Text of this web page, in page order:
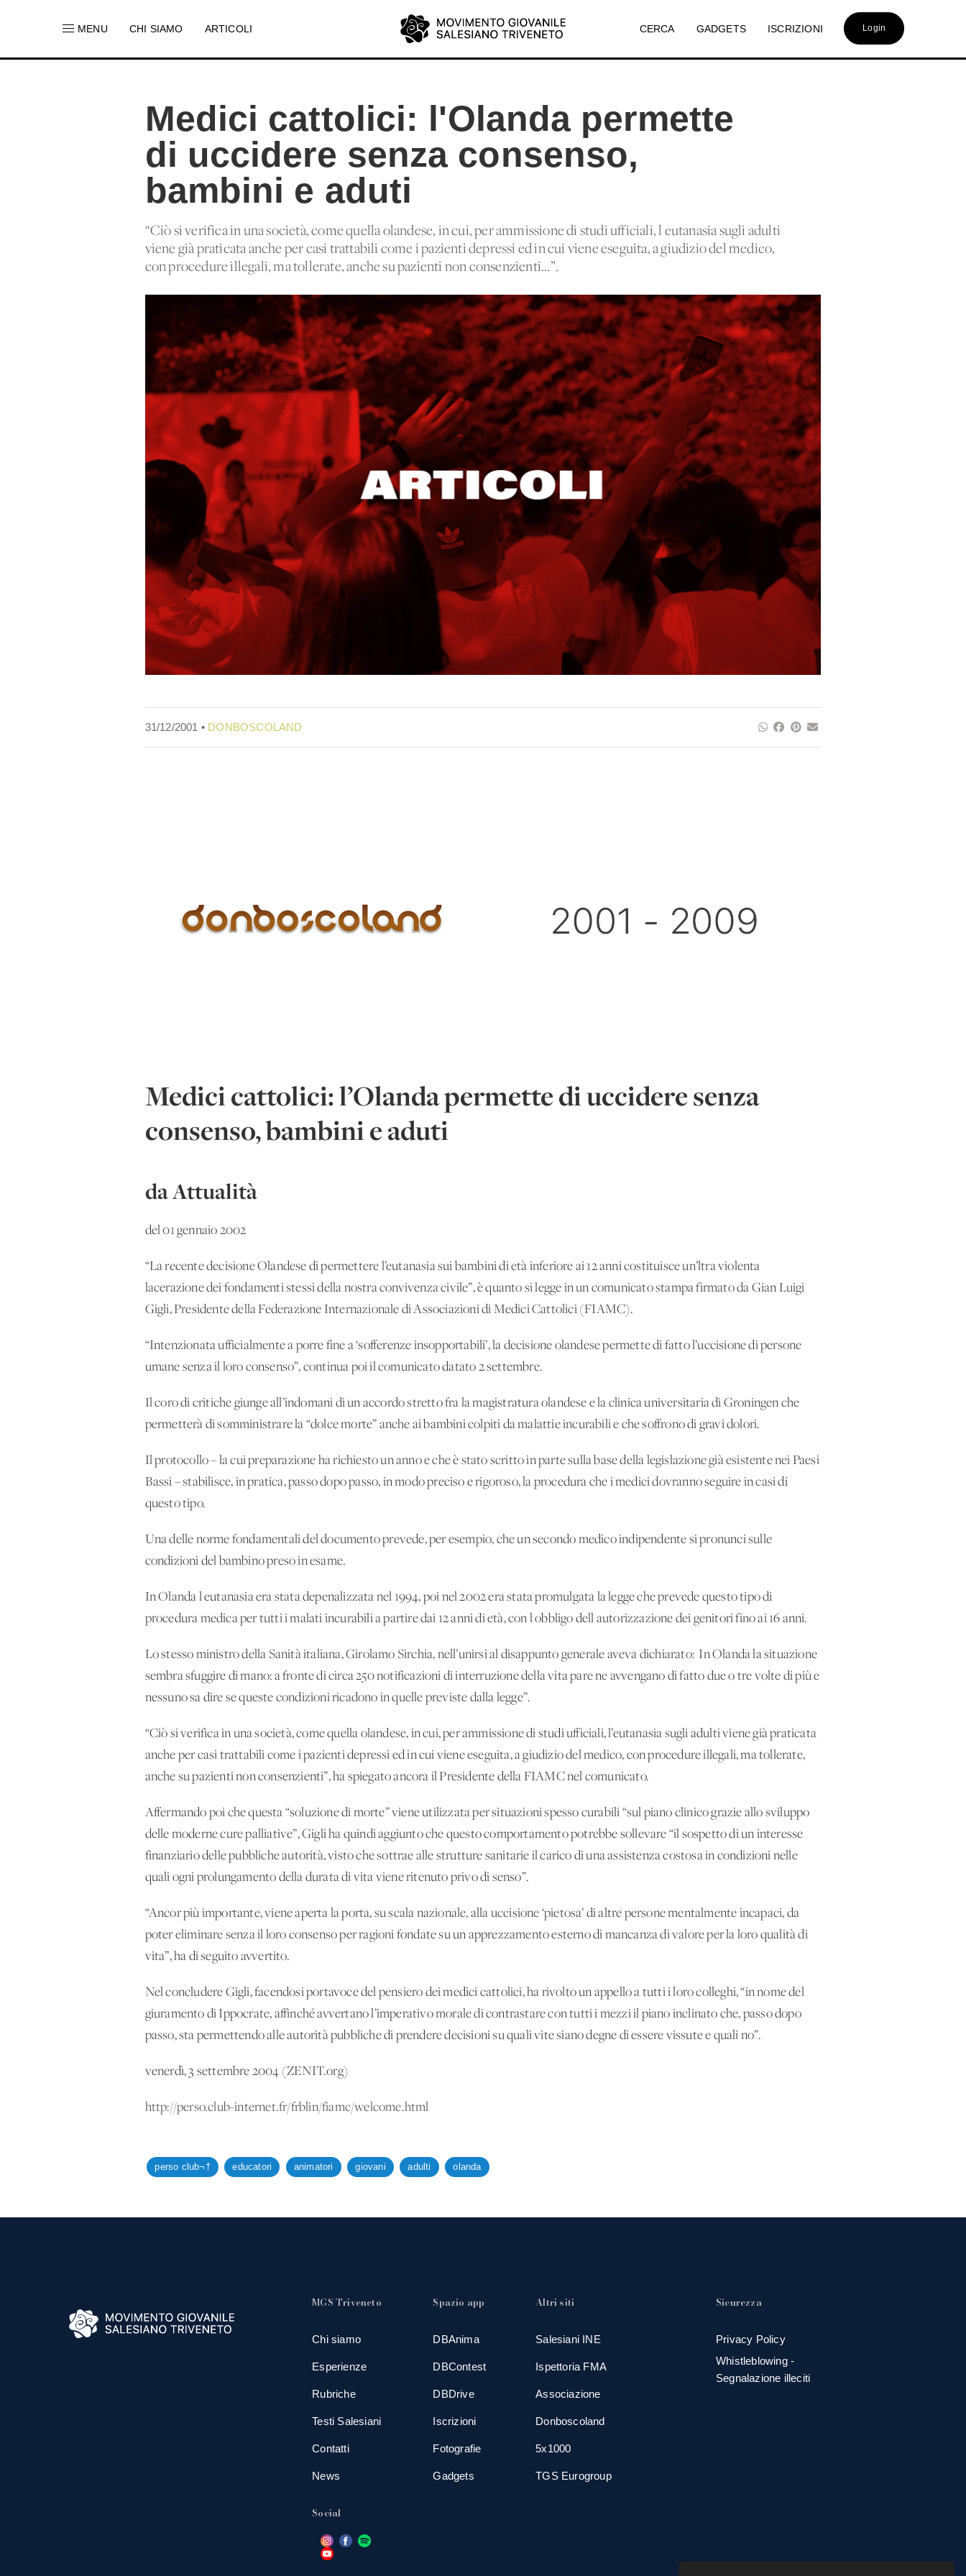
MENU CHI SIAMO ARTICOLI CERCA GADGETS ISCRIZIONI Login
Medici cattolici: l'Olanda permette
di uccidere senza consenso,
bambini e aduti
“Ciò si verifica in una società, come quella olandese, in cui, per ammissione di studi ufficiali, l'eutanasia sugli adulti
viene già praticata anche per casi trattabili come i pazienti depressi ed in cui viene eseguita, a giudizio del medico,
con procedure illegali, ma tollerate, anche su pazienti non consenzienti...”.
31/12/2001 • DONBOSCOLAND
Medici cattolici: l’Olanda permette di uccidere senza
consenso, bambini e aduti
da Attualità
del 01 gennaio 2002
“La recente decisione Olandese di permettere l’eutanasia sui bambini di età inferiore ai 12 anni costituisce un’ltra violenta
lacerazione dei fondamenti stessi della nostra convivenza civile”, è quanto si legge in un comunicato stampa firmato da Gian Luigi
Gigli, Presidente della Federazione Internazionale di Associazioni di Medici Cattolici (FIAMC).
“Intenzionata ufficialmente a porre fine a ‘sofferenze insopportabili’, la decisione olandese permette di fatto l’uccisione di persone
umane senza il loro consenso”, continua poi il comunicato datato 2 settembre.
Il coro di critiche giunge all’indomani di un accordo stretto fra la magistratura olandese e la clinica universitaria di Groningen che
permetterà di somministrare la “dolce morte” anche ai bambini colpiti da malattie incurabili e che soffrono di gravi dolori.
Il protocollo – la cui preparazione ha richiesto un anno e che è stato scritto in parte sulla base della legislazione già esistente nei Paesi
Bassi – stabilisce, in pratica, passo dopo passo, in modo preciso e rigoroso, la procedura che i medici dovranno seguire in casi di
questo tipo.
Una delle norme fondamentali del documento prevede, per esempio, che un secondo medico indipendente si pronunci sulle
condizioni del bambino preso in esame.
In Olanda l'eutanasia era stata depenalizzata nel 1994, poi nel 2002 era stata promulgata la legge che prevede questo tipo di
procedura medica per tutti i malati incurabili a partire dai 12 anni di età, con l'obbligo dell'autorizzazione dei genitori fino ai 16 anni.
Lo stesso ministro della Sanità italiana, Girolamo Sirchia, nell’unirsi al disappunto generale aveva dichiarato: 'In Olanda la situazione
sembra sfuggire di mano: a fronte di circa 250 notificazioni di interruzione della vita pare ne avvengano di fatto due o tre volte di più e
nessuno sa dire se queste condizioni ricadono in quelle previste dalla legge”.
“Ciò si verifica in una società, come quella olandese, in cui, per ammissione di studi ufficiali, l’eutanasia sugli adulti viene già praticata
anche per casi trattabili come i pazienti depressi ed in cui viene eseguita, a giudizio del medico, con procedure illegali, ma tollerate,
anche su pazienti non consenzienti”, ha spiegato ancora il Presidente della FIAMC nel comunicato.
Affermando poi che questa “soluzione di morte” viene utilizzata per situazioni spesso curabili “sul piano clinico grazie allo sviluppo
delle moderne cure palliative”, Gigli ha quindi aggiunto che questo comportamento potrebbe sollevare “il sospetto di un interesse
finanziario delle pubbliche autorità, visto che sottrae alle strutture sanitarie il carico di una assistenza costosa in condizioni nelle
quali ogni prolungamento della durata di vita viene ritenuto privo di senso”.
“Ancor più importante, viene aperta la porta, su scala nazionale, alla uccisione ‘pietosa’ di altre persone mentalmente incapaci, da
poter eliminare senza il loro consenso per ragioni fondate su un apprezzamento esterno di mancanza di valore per la loro qualità di
vita”, ha di seguito avvertito.
Nel concludere Gigli, facendosi portavoce del pensiero dei medici cattolici, ha rivolto un appello a tutti i loro colleghi, “in nome del
giuramento di Ippocrate, affinché avvertano l’imperativo morale di contrastare con tutti i mezzi il piano inclinato che, passo dopo
passo, sta permettendo alle autorità pubbliche di prendere decisioni su quali vite siano degne di essere vissute e quali no”.
venerdì, 3 settembre 2004 (ZENIT.org)
http://perso.club-internet.fr/frblin/fiamc/welcome.html
perso club¬† educatori animatori giovani adulti olanda
MGS Triveneto
Chi siamo
Esperienze
Rubriche
Testi Salesiani
Contatti
News
Social
Spazio app
DBAnima
DBContest
DBDrive
Iscrizioni
Fotografie
Gadgets
Altri siti
Salesiani INE
Ispettoria FMA
Associazione
Donboscoland
5x1000
TGS Eurogroup
Sicurezza
Privacy Policy
Whistleblowing -
Segnalazione illeciti